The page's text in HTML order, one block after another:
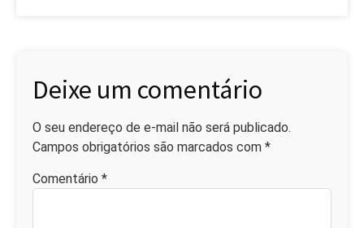
Deixe um comentário
O seu endereço de e-mail não será publicado.
Campos obrigatórios são marcados com *
Comentário *